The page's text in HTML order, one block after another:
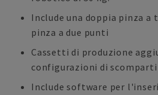
Include una doppia pinza a
pinza a due punti
Cassetti di produzione
configurazioni di
Include software per